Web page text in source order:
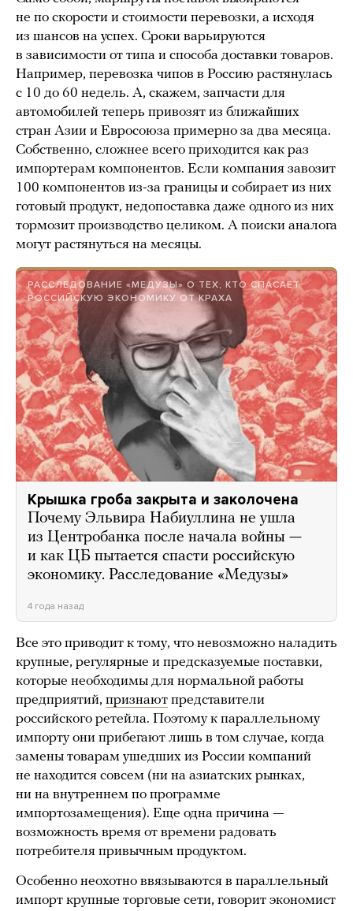
не по скорости и стоимости перевозки, а исходя
из шансов на успех. Сроки варьируются
в зависимости от типа и способа доставки товаров.
Например, перевозка чипов в Россию растянулась
с 10 до 60 недель. А, скажем, запчасти для
автомобилей теперь привозят из ближайших
стран Азии и Евросоюза примерно за два месяца.
Собственно, сложнее всего приходится как раз
импортерам компонентов. Если компания завозит
100 компонентов из-за границы и собирает из них
готовый продукт, недопоставка даже одного из них
тормозит производство целиком. А поиски аналога
могут растянуться на месяцы.
РАССЛЕДОВАНИЕ «МЕДУЗЫ» О ТЕХ, КТО СПАСАЕТ
РОССИЙСКУЮ ЭКОНОМИКУ ОТ КРАХА
Крышка гроба закрыта и заколочена
Почему Эльвира Набиуллина не ушла
из Центробанка после начала войны —
и как ЦБ пытается спасти российскую
экономику. Расследование «Медузы»
4 года назад
Все это приводит к тому, что невозможно наладить
крупные, регулярные и предсказуемые поставки,
которые необходимы для нормальной работы
предприятий, признают представители
российского ретейла. Поэтому к параллельному
импорту они прибегают лишь в том случае, когда
замены товарам ушедших из России компаний
не находится совсем (ни на азиатских рынках,
ни на внутреннем по программе
импортозамещения). Еще одна причина —
возможность время от времени радовать
потребителя привычным продуктом.
Особенно неохотно ввязываются в параллельный
импорт крупные торговые сети, говорит экономист